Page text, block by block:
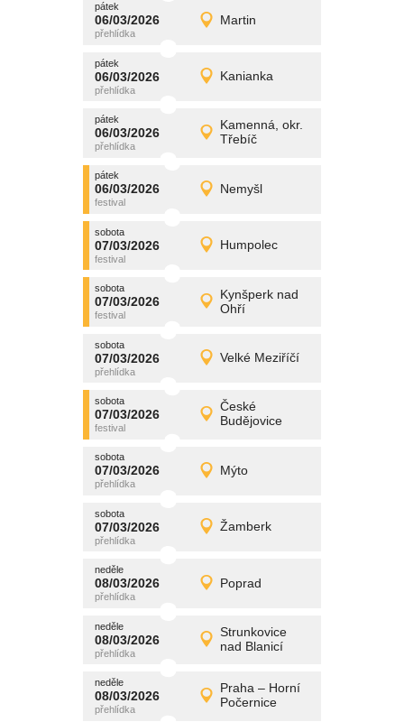
pátek
06/03/2026 Martin
pátek
06/03/2026 Detail
promítání
pátek
06/03/2026 Kanianka
pátek
06/03/2026 Detail
promítání
pátek
06/03/2026
Kamenná, okr.
Třebíč
pátek
06/03/2026 Detail
promítání
pátek
06/03/2026 Nemyšl
pátek
06/03/2026 Detail
promítání
sobota
07/03/2026 Humpolec
sobota
07/03/2026 Detail
promítání
sobota
07/03/2026
Kynšperk nad
Ohří
sobota
07/03/2026 Detail
promítání
sobota
07/03/2026 Velké Meziříčí
sobota
07/03/2026 Detail
promítání
sobota
07/03/2026
České
Budějovice
sobota
07/03/2026 Detail
promítání
sobota
07/03/2026 Mýto
sobota
07/03/2026 Detail
promítání
sobota
07/03/2026 Žamberk
sobota
07/03/2026 Detail
promítání
neděle
08/03/2026 Poprad
neděle
08/03/2026 Detail
promítání
neděle
08/03/2026
Strunkovice
nad Blanicí
neděle
08/03/2026 Detail
promítání
neděle
08/03/2026
Praha – Horní
Počernice
neděle
08/03/2026 Detail
promítání